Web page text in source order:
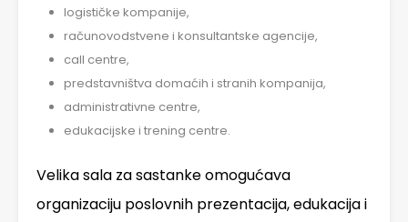
logističke kompanije,
računovodstvene i konsultantske agencije,
call centre,
predstavništva domaćih i stranih kompanija,
administrativne centre,
edukacijske i trening centre.
Velika sala za sastanke omogućava
organizaciju poslovnih prezentacija, edukacija i